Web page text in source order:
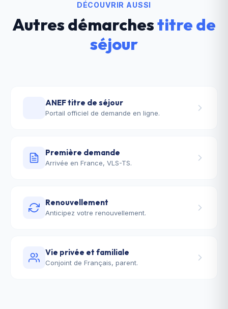
DÉCOUVRIR AUSSI
Autres démarchestitre de
séjour
ANEF titre de séjour
Portail officiel de demande en ligne.
Première demande
Arrivée en France, VLS-TS.
Renouvellement
Anticipez votre renouvellement.
Vie privée et familiale
Conjoint de Français, parent.